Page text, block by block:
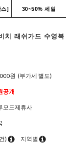
스] 30~50% 세일
치 래쉬가드 수영복
원 (부가세 별도)
공개
모드제휴사
) 지역별